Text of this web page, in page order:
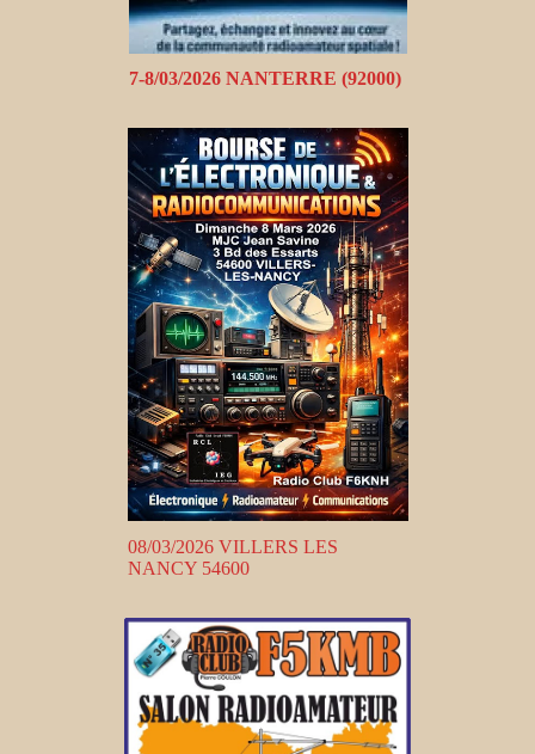
7-8/03/2026 NANTERRE (92000)
08/03/2026 VILLERS LES
NANCY 54600